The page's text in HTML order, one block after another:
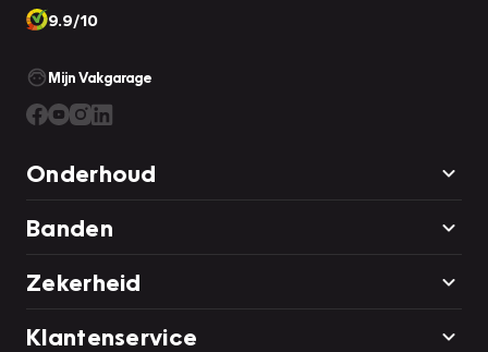
9.9/10
Mijn Vakgarage
Onderhoud
Banden
Zekerheid
Klantenservice